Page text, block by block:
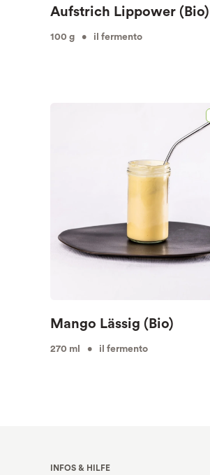
Aufstrich Lippower (Bio)
100 g • il fermento
Mango Lässig (Bio)
270 ml • il fermento
INFOS & HILFE